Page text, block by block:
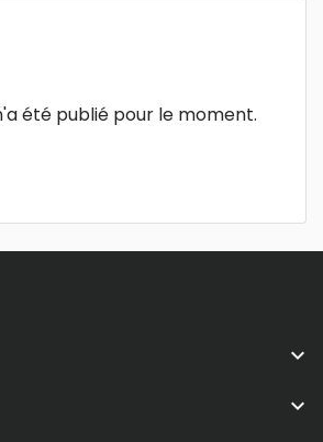
été publié pour le moment.

